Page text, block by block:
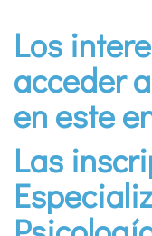
Los
acceder
en este
Las